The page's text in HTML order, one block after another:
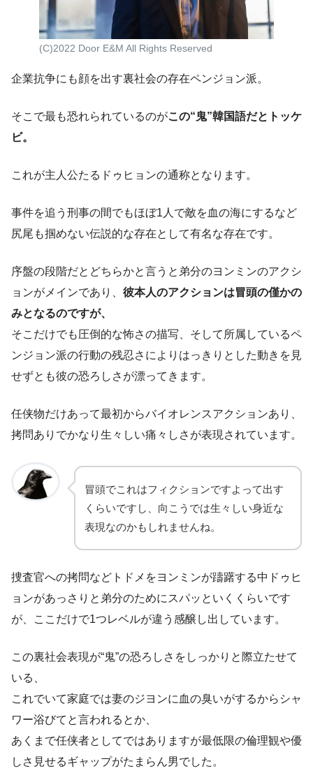
(C)2022 Door E&M All Rights Reserved
企業抗争にも顔を出す裏社会の存在ペンジョン派。
そこで最も恐れられているのがこの“鬼”韓国語だとトッケ
ビ。
これが主人公たるドゥヒョンの通称となります。
事件を追う刑事の間でもほぼ1人で敵を血の海にするなど
尻尾も掴めない伝説的な存在として有名な存在です。
序盤の段階だとどちらかと言うと弟分のヨンミンのアクシ
ョンがメインであり、 彼本人のアクションは冒頭の僅かの
みとなるのですが、
そこだけでも圧倒的な怖さの描写、そして所属しているペ
ンジョン派の行動の残忍さによりはっきりとした動きを見
せずとも彼の恐ろしさが漂ってきます。
任侠物だけあって最初からバイオレンスアクションあり、
拷問ありでかなり生々しい痛々しさが表現されています。
冒頭でこれはフィクションですよって出す
くらいですし、向こうでは生々しい身近な
表現なのかもしれませんね。
捜査官への拷問などトドメをヨンミンが躊躇する中ドゥヒ
ョンがあっさりと弟分のためにスパッといくくらいです
が、ここだけで1つレベルが違う感醸し出しています。
この裏社会表現が“鬼”の恐ろしさをしっかりと際立たせて
いる、
これでいて家庭では妻のジヨンに血の臭いがするからシャ
ワー浴びてと言われるとか、
あくまで任侠者としてではありますが最低限の倫理観や優
しさ見せるギャップがたまらん男でした。